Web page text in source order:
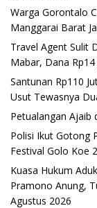
Warga Gorontalo
Manggarai Barat
Travel Agent Sulit
Mabar, Dana
Santunan Rp110
Usut Tewasnya
Petualangan Ajaib
Polisi Ikut Gotong
Festival Golo Koe
Kuasa Hukum
Pramono Anung,
Agustus 2026